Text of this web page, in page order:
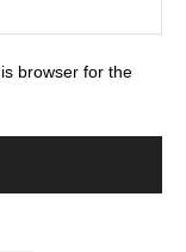
browser for the